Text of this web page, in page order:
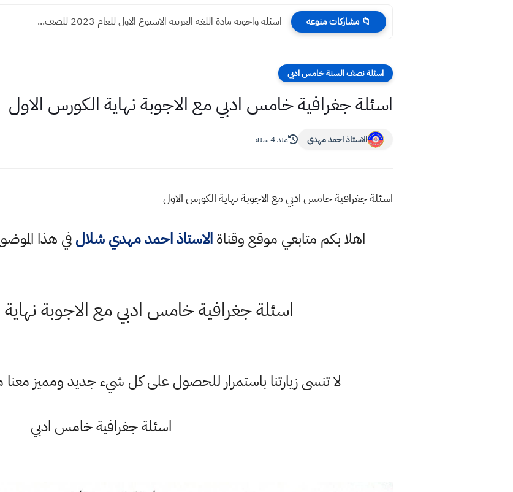
📁 مشاركات منوعه اسئلة واجوبة مادة اللغة العربية الاسبوع الاول للعام 2023 للصف...
اسئلة نصف السنة خامس ادبي
اسئلة جغرافية خامس ادبي مع الاجوبة نهاية الكورس الاول
الاستاذ احمد مهدي منذ 4 سنة
اسئلة جغرافية خامس ادبي مع الاجوبة نهاية الكورس الاول
اهلا بكم متابعي موقع وقناةالاستاذ احمد مهدي شلالفي هذا
اسئلة جغرافية خامس ادبي مع الاجوبة
لا تنسى زيارتنا باستمرار للحصول على كل شيء جديد ومميز
اسئلة جغرافية خامس ادبي